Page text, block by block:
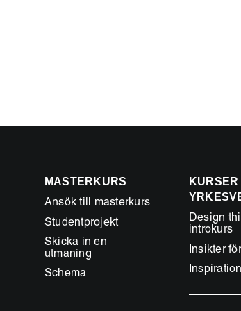
MASTERKURS
Ansök till masterkurs
Studentprojekt
Skicka in en
utmaning
Schema
KURSER
Design
introkurs
Insikter